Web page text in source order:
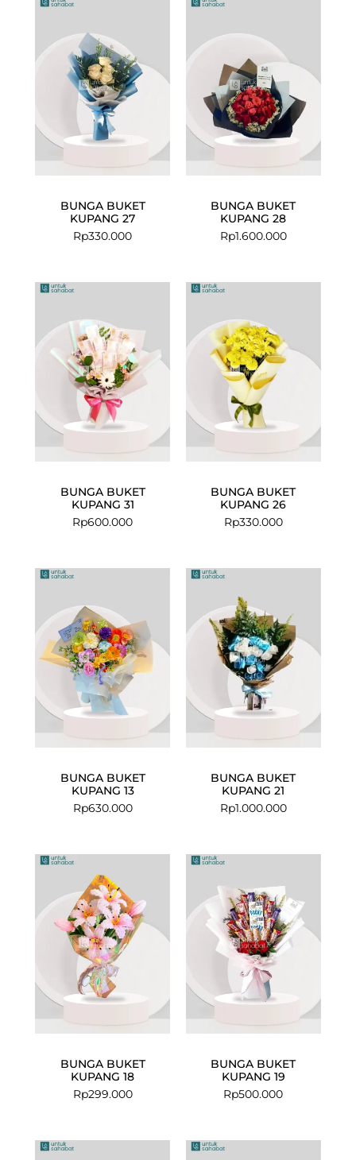
BUNGA BUKET
KUPANG 27
Rp330.000
BUNGA BUKET
KUPANG 28
Rp1.600.000
BUNGA BUKET
KUPANG 31
Rp600.000
BUNGA BUKET
KUPANG 26
Rp330.000
BUNGA BUKET
KUPANG 13
Rp630.000
BUNGA BUKET
KUPANG 21
Rp1.000.000
BUNGA BUKET
KUPANG 18
Rp299.000
BUNGA BUKET
KUPANG 19
Rp500.000